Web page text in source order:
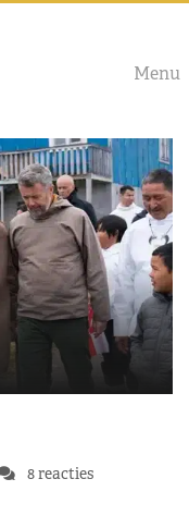
Menu
8 reacties